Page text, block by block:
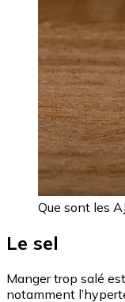
Que sont les
Le sel
Manger trop salé
notamment